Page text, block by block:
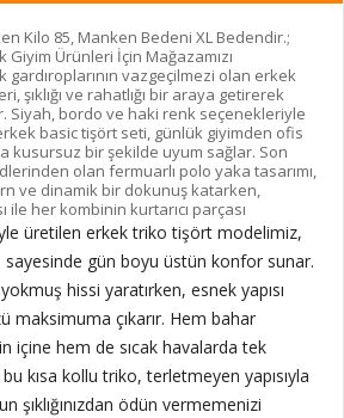
Kilo 85, Manken Bedeni XL Bedendir.;
Giyim Ürünleri İçin Mağazamızı
gardıroplarının vazgeçilmezi olan erkek
şıklığı ve rahatlığı bir araya getirerek
Siyah, bordo ve haki renk seçenekleriyle
basic tişört seti, günlük giyimden ofis
kusursuz bir şekilde uyum sağlar. Son
olan fermuarlı polo yaka tasarımı,
ve dinamik bir dokunuş katarken,
ile her kombinin kurtarıcı parçası
üretilen erkek triko tişört modelimiz,
gün boyu üstün konfor sunar.
hissi yaratırken, esnek yapısı
maksimuma çıkarır. Hem bahar
içine hem de sıcak havalarda tek
kısa kollu triko, terletmeyen yapısıyla
şıklığınızdan ödün vermemenizi